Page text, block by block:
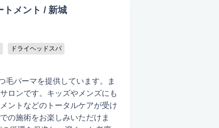
トメント / 新城
ドライヘッドスパ
毛パーマを提供しています。ま
ロンです。キッズやメンズにも
ントなどのトータルケアが受け
の施術をお楽しみいただけま